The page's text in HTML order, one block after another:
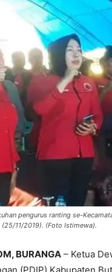
pengurus ranting se-
(25/11/2019). (Foto Istimewa).
BURANGA – Ketua